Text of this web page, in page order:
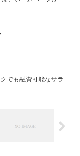
でも融資可能なサラ